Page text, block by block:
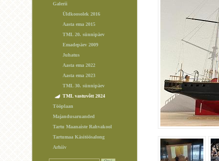
Galerii
Üldkoosolek 2016
Aasta ema 2015
TML 20. sünnipäev
Emadepäev 2009
Juhatus
Aasta ema 2022
Aasta ema 2023
TML 30. sünnipäev
TML vastuvõtt 2024
Tööplaan
Majandusaruanded
Tartu Maanaiste Rahvakool
Tartumaa Käsitöösalong
Arhiiv